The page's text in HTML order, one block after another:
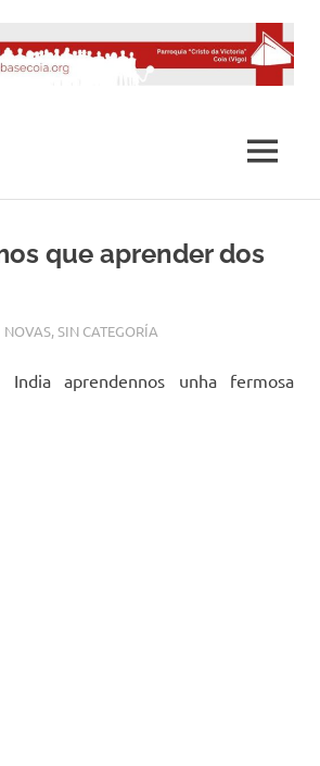
MENÚ
que aprender dos
DESARROLLO
NOVAS,SIN CATEGORÍA
India aprendennos unha fermosa